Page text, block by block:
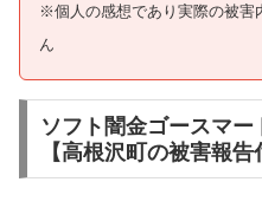
※個人の感想であり実際の被害
ん
ソフト闇金ゴースマ
【高根沢町の被害報告